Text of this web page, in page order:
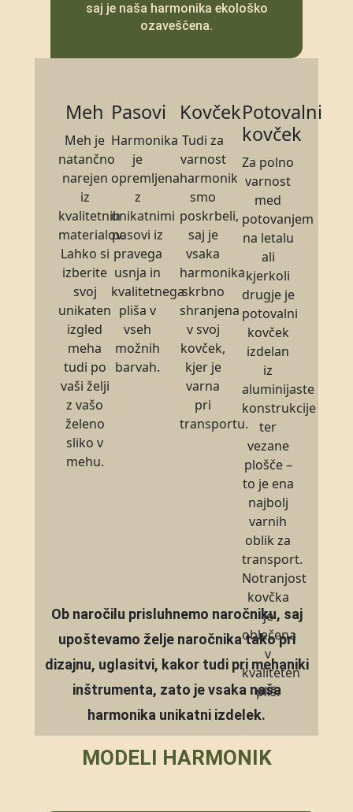
saj je naša harmonika ekološko
ozaveščena.
Meh
Meh je
natančno
narejen
iz
kvalitetnih
materialov.
Lahko si
izberite
svoj
unikaten
izgled
meha
tudi po
vaši želji
z vašo
želeno
sliko v
mehu.
Pasovi
Harmonika
je
opremljena
z
unikatnimi
pasovi iz
pravega
usnja in
kvalitetnega
pliša v
vseh
možnih
barvah.
Kovček
Tudi za
varnost
harmonik
smo
poskrbeli,
saj je
vsaka
harmonika
skrbno
shranjena
v svoj
kovček,
kjer je
varna
pri
transportu.
Potovalni
kovček
Za polno
varnost
med
potovanjem
na letalu
ali
kjerkoli
drugje je
potovalni
kovček
izdelan
iz
aluminijaste
konstrukcije
ter
vezane
plošče –
to je ena
najbolj
varnih
oblik za
transport.
Notranjost
kovčka
je
oblečena
v
kvaliteten
pliš.
Ob naročilu prisluhnemo naročniku, saj
upoštevamo želje naročnika tako pri
dizajnu, uglasitvi, kakor tudi pri mehaniki
inštrumenta, zato je vsaka naša
harmonika unikatni izdelek.
MODELI HARMONIK